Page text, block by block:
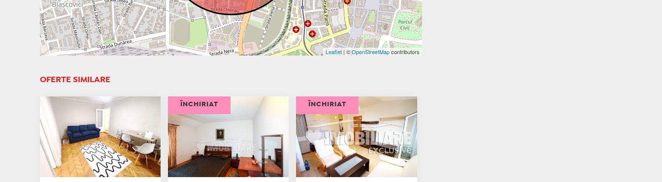
Leaflet| ©OpenStreetMapcontributors
OFERTE SIMILARE
ÎNCHIRIAT ÎNCHIRIAT